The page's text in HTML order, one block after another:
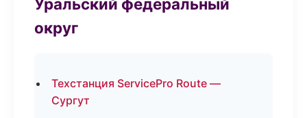
Уральский федеральный
округ
Техстанция ServicePro Route —
Сургут